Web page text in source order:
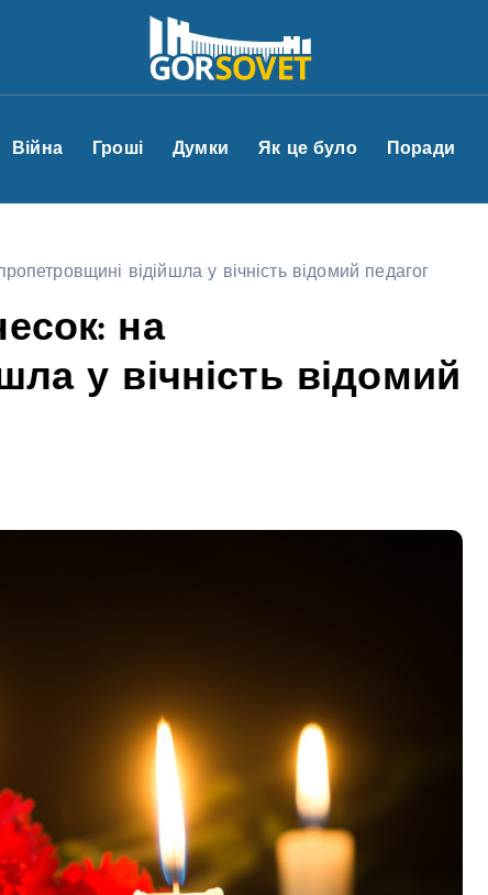
Війна Гроші Думки Як це було Поради
відійшла у вічність відомий педагог
на
у вічність відомий